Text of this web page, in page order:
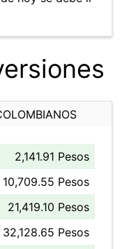
2,141.91 Pesos
10,709.55 Pesos
21,419.10 Pesos
32,128.65 Pesos